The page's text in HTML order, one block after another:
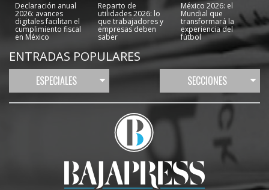
Declaración anual
2026: avances
digitales facilitan el
cumplimiento fiscal
en México
Reparto de
utilidades 2026: lo
que trabajadores y
empresas deben
saber
México 2026: el
Mundial que
transformará la
experiencia del
fútbol
ENTRADAS POPULARES
ESPECIALES SECCIONES